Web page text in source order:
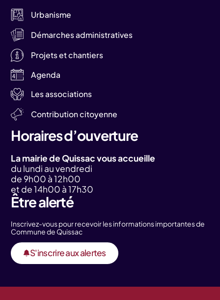
Urbanisme
Démarches administratives
Projets et chantiers
Agenda
Les associations
Contribution citoyenne
Horaires d’ouverture
La mairie de Quissac vous accueille
du lundi au vendredi
de 9h00 à 12h00
et de 14h00 à 17h30
Être alerté
Inscrivez-vous pour recevoir les informations importantes de
Commune de Quissac
S'inscrire aux alertes